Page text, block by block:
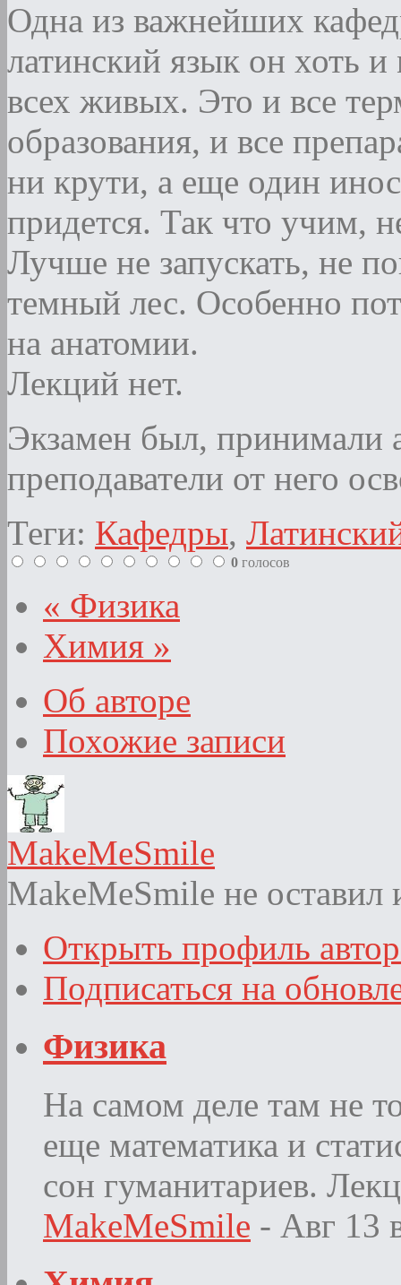
Одна из важнейших
латинский язык он хоть
всех живых. Это и все
образования, и все
ни крути, а еще один
придется. Так что учим,
Лучше не запускать, не
темный лес. Особенно
на анатомии.
Лекций нет.
Экзамен был, принимали
преподаватели от него
Теги: Кафедры,
0 голосов
« Физика
Химия »
Об авторе
Похожие записи
MakeMeSmile
MakeMeSmile не
Открыть профиль
Подписаться на
Физика
На самом деле там не
еще математика и
сон гуманитариев.
MakeMeSmile - Авг 13